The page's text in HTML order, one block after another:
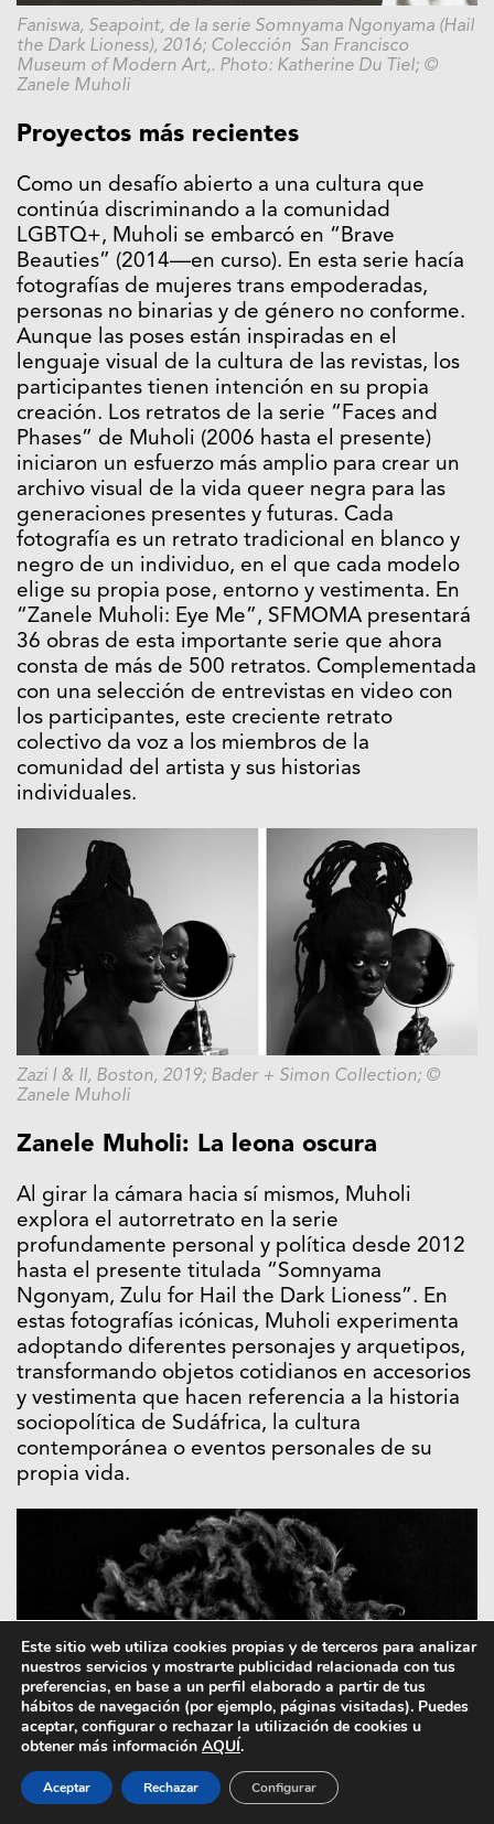
Faniswa, Seapoint, de la serie Somnyama Ngonyama (Hail
the Dark Lioness), 2016; Colección San Francisco
Museum of Modern Art,. Photo: Katherine Du Tiel; ©
Zanele Muholi
Proyectos más recientes
Como un desafío abierto a una cultura que
continúa discriminando a la comunidad
LGBTQ+, Muholi se embarcó en “Brave
Beauties” (2014—en curso). En esta serie hacía
fotografías de mujeres trans empoderadas,
personas no binarias y de género no conforme.
Aunque las poses están inspiradas en el
lenguaje visual de la cultura de las revistas, los
participantes tienen intención en su propia
creación. Los retratos de la serie “Faces and
Phases” de Muholi (2006 hasta el presente)
iniciaron un esfuerzo más amplio para crear un
archivo visual de la vida queer negra para las
generaciones presentes y futuras. Cada
fotografía es un retrato tradicional en blanco y
negro de un individuo, en el que cada modelo
elige su propia pose, entorno y vestimenta. En
“Zanele Muholi: Eye Me”, SFMOMA presentará
36 obras de esta importante serie que ahora
consta de más de 500 retratos. Complementada
con una selección de entrevistas en video con
los participantes, este creciente retrato
colectivo da voz a los miembros de la
comunidad del artista y sus historias
individuales.
Zazi I & II, Boston, 2019; Bader + Simon Collection; ©
Zanele Muholi
Zanele Muholi: La leona oscura
Al girar la cámara hacia sí mismos, Muholi
explora el autorretrato en la serie
profundamente personal y política desde 2012
hasta el presente titulada “Somnyama
Ngonyam, Zulu for Hail the Dark Lioness”. En
estas fotografías icónicas, Muholi experimenta
adoptando diferentes personajes y arquetipos,
transformando objetos cotidianos en accesorios
y vestimenta que hacen referencia a la historia
sociopolítica de Sudáfrica, la cultura
contemporánea o eventos personales de su
propia vida.
Este sitio web utiliza cookies propias y de terceros para analizar
nuestros servicios y mostrarte publicidad relacionada con tus
preferencias, en base a un perfil elaborado a partir de tus
hábitos de navegación (por ejemplo, páginas visitadas). Puedes
aceptar, configurar o rechazar la utilización de cookies u
obtener más información AQUÍ.
Aceptar Rechazar Configurar